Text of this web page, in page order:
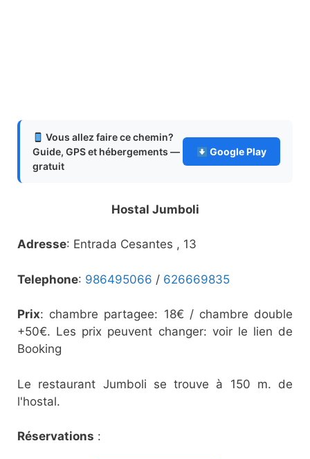
Vous allez faire ce chemin?
Guide, GPS et hébergements —
gratuit
Google Play
Hostal Jumboli
Adresse: Entrada Cesantes , 13
Telephone: 986495066 / 626669835
Prix: chambre partagee: 18€ / chambre double
+50€. Les prix peuvent changer: voir le lien de
Booking
Le restaurant Jumboli se trouve à 150 m. de
l'hostal.
Réservations :